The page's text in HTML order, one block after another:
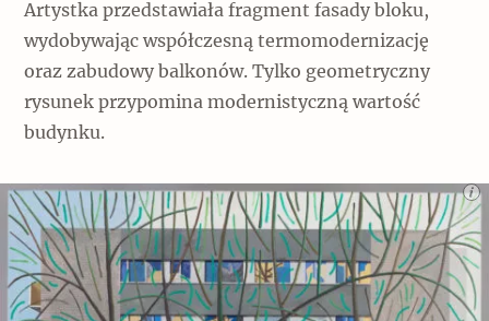
Artystka przedstawiała fragment fasady bloku,
wydobywając współczesną termomodernizację
oraz zabudowy balkonów. Tylko geometryczny
rysunek przypomina modernistyczną wartość
budynku.